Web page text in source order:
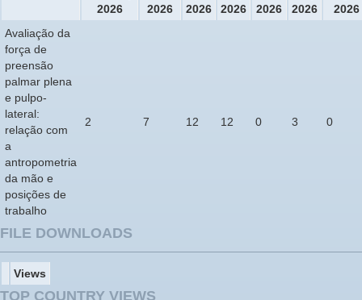
2026
2026
2026
2026
2026
2026
2026
Avaliação da
força de
preensão
palmar plena
e pulpo-
lateral:
relação com
a
antropometria
da mão e
posições de
trabalho
2 7 12 12 0 3 0
FILE DOWNLOADS
Views
TOP COUNTRY VIEWS